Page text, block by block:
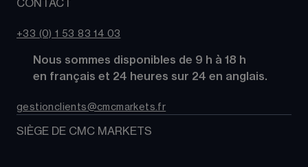
Alpha
ETFs
Paniers d'Actions
Nos analystes de marché
À propos de CMC Markets
Support
CONTACT
+33 (0) 1 53 83 14 03
      Nous sommes disponibles de 9 h à 18 h
      en français et 24 heures sur 24 en anglais.
gestionclients@cmcmarkets.fr
SIÈGE DE CMC MARKETS